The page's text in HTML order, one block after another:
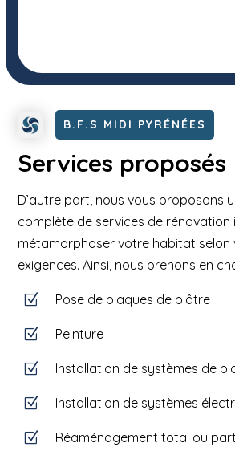
B.F.S MIDI PYRÉNÉES
Services proposés
D’autre part, nous vous proposons
complète de services de rénovation
métamorphoser votre habitat selon
exigences. Ainsi, nous prenons en
Z Pose de plaques de plâtre
Z Peinture
Z Installation de systèmes de
Z Installation de systèmes
Z Réaménagement total ou